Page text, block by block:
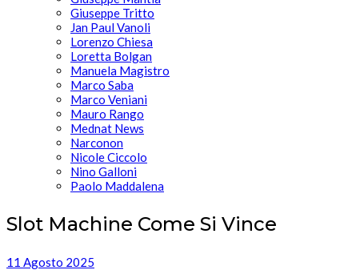
Giuseppe Tritto
Jan Paul Vanoli
Lorenzo Chiesa
Loretta Bolgan
Manuela Magistro
Marco Saba
Marco Veniani
Mauro Rango
Mednat News
Narconon
Nicole Ciccolo
Nino Galloni
Paolo Maddalena
Slot Machine Come Si Vince
11 Agosto 2025